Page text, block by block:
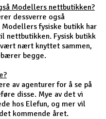
Modellers nettbutikken?
dessverre også
fysiske butikk har
nettbutikken. Fysisk butikk
nært knyttet sammen,
begge.
av agenturer for å se på
disse. Mye av det vi
hos Elefun, og mer vil
kommende året.